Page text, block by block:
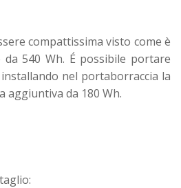
compattissima visto come è
540 Wh. É possibile portare
nel portaborraccia la
aggiuntiva da 180 Wh.